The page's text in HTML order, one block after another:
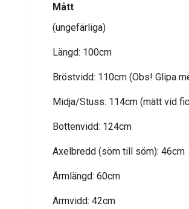
Mått
(ungefärliga)
Längd: 100cm
Bröstvidd: 110cm (Obs! Glipa
Midja/Stuss: 114cm (mätt vid
Bottenvidd: 124cm
Axelbredd (söm till söm): 46cm
Ärmlängd: 60cm
Ärmvidd: 42cm